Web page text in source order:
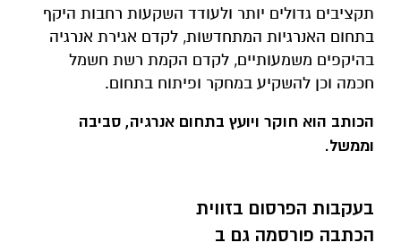
תקציבים גדולים יותר ולעודד השקעות רחבות היקף
בתחום האנרגיות המתחדשות, לקדם אגירת אנרגיה
בהיקפים משמעותיים, לקדם הקמת רשת חשמל
חכמה וכן להשקיע במחקר ופיתוח בתחום.
הכותב הוא חוקר ויועץ בתחום אנרגיה, סביבה
וממשל.
בעקבות הפרסום בזווית
הכתבה פורסמה גם ב